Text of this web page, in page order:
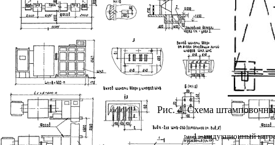
Рис. 4. Схема
1- индукционный